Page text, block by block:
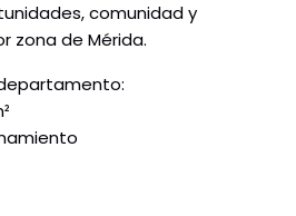
comunidad y
zona de Mérida.